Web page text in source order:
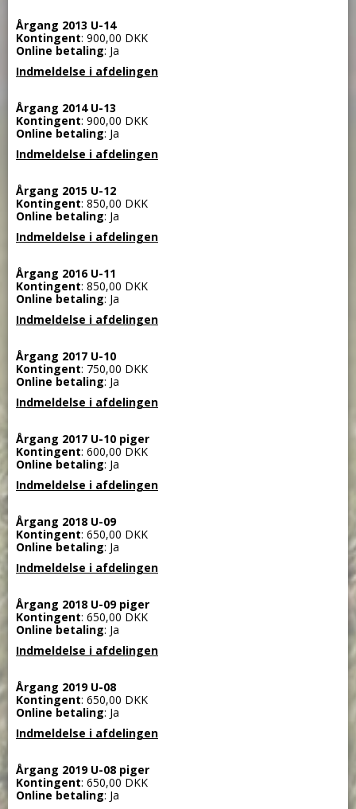
Årgang 2013 U-14
Kontingent: 900,00 DKK
Online betaling: Ja
Indmeldelse i afdelingen
Årgang 2014 U-13
Kontingent: 900,00 DKK
Online betaling: Ja
Indmeldelse i afdelingen
Årgang 2015 U-12
Kontingent: 850,00 DKK
Online betaling: Ja
Indmeldelse i afdelingen
Årgang 2016 U-11
Kontingent: 850,00 DKK
Online betaling: Ja
Indmeldelse i afdelingen
Årgang 2017 U-10
Kontingent: 750,00 DKK
Online betaling: Ja
Indmeldelse i afdelingen
Årgang 2017 U-10 piger
Kontingent: 600,00 DKK
Online betaling: Ja
Indmeldelse i afdelingen
Årgang 2018 U-09
Kontingent: 650,00 DKK
Online betaling: Ja
Indmeldelse i afdelingen
Årgang 2018 U-09 piger
Kontingent: 650,00 DKK
Online betaling: Ja
Indmeldelse i afdelingen
Årgang 2019 U-08
Kontingent: 650,00 DKK
Online betaling: Ja
Indmeldelse i afdelingen
Årgang 2019 U-08 piger
Kontingent: 650,00 DKK
Online betaling: Ja